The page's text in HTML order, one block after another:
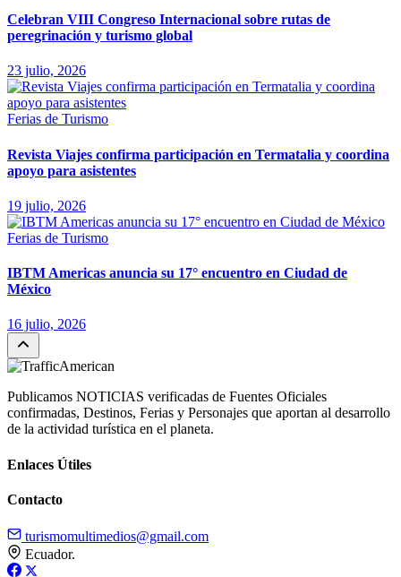
Celebran VIII Congreso Internacional sobre rutas de
peregrinación y turismo global
23 julio, 2026
Ferias de Turismo
Revista Viajes confirma participación en Termatalia y coordina
apoyo para asistentes
19 julio, 2026
Ferias de Turismo
IBTM Americas anuncia su 17° encuentro en Ciudad de
México
16 julio, 2026
Publicamos NOTICIAS verificadas de Fuentes Oficiales
confirmadas, Destinos, Ferias y Personajes que aportan al desarrollo
de la actividad turística en el planeta.
Enlaces Útiles
Contacto
turismomultimedios@gmail.com
Ecuador.